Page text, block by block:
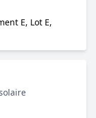
E, Lot E,